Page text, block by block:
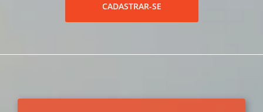
CADASTRAR-SE